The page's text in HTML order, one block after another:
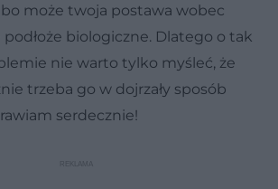
może twoja postawa wobec
biologiczne. Dlatego o tak
nie warto tylko myśleć, że
trzeba go w dojrzały sposób
serdecznie!